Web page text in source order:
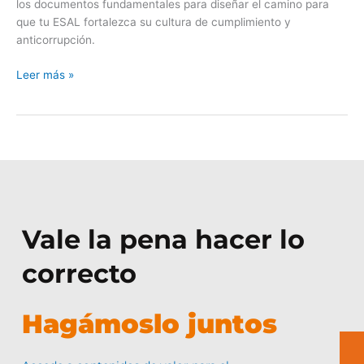
los documentos fundamentales para diseñar el camino para
que tu ESAL fortalezca su cultura de cumplimiento y
anticorrupción.
Leer más »
Vale la pena hacer lo
correcto
Hagámoslo juntos